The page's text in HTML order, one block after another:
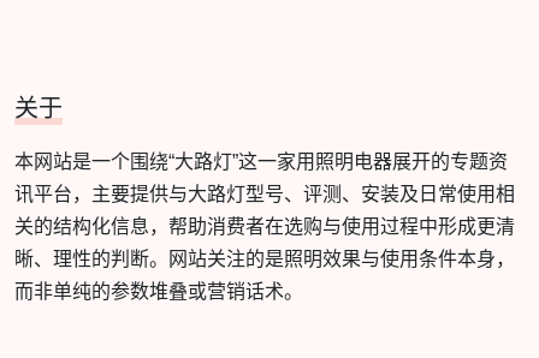
关于
本网站是一个围绕“大路灯”这一家用照明电器展开的专题资
讯平台，主要提供与大路灯型号、评测、安装及日常使用相
关的结构化信息，帮助消费者在选购与使用过程中形成更清
晰、理性的判断。网站关注的是照明效果与使用条件本身，
而非单纯的参数堆叠或营销话术。